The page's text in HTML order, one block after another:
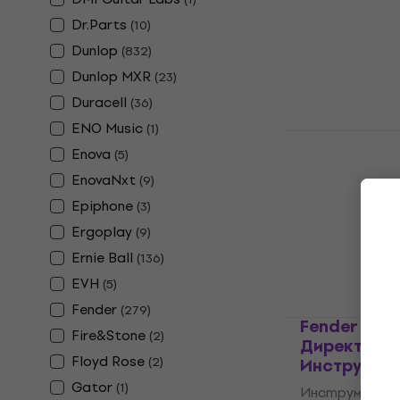
Dr.Parts (10)
Dunlop (832)
Dunlop MXR (23)
Duracell (36)
ENO Music (1)
Enova (5)
EnovaNxt (9)
Epiphone (3)
Ergoplay (9)
Ernie Ball (136)
EVH (5)
Fender (279)
Fire&Stone (2)
Floyd Rose (2)
Gator (1)
Стойка за
Fender
Директен -